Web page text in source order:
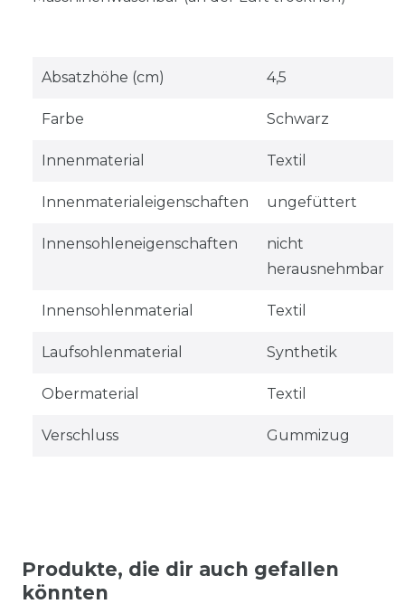
Absatzhöhe (cm) 4,5
Farbe Schwarz
Innenmaterial Textil
Innenmaterialeigenschaften ungefüttert
Innensohleneigenschaften
nicht
herausnehmbar
Innensohlenmaterial Textil
Laufsohlenmaterial Synthetik
Obermaterial Textil
Verschluss Gummizug
Produkte, die dir auch gefallen
könnten